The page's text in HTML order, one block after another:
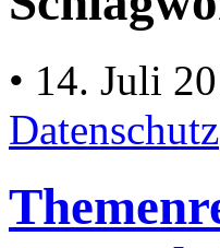
• 14. Juli
Datenschutz